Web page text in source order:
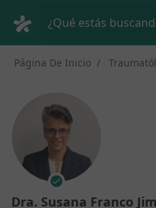
¿Qué estás
Página De Inicio
Dra. Susana Franco